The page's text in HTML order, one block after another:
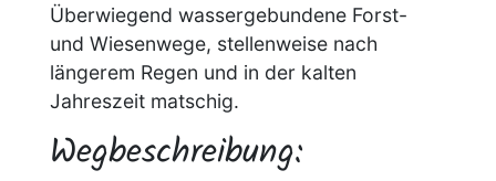
Überwiegend wassergebundene Forst-
und Wiesenwege, stellenweise nach
längerem Regen und in der kalten
Jahreszeit matschig.
Wegbeschreibung: